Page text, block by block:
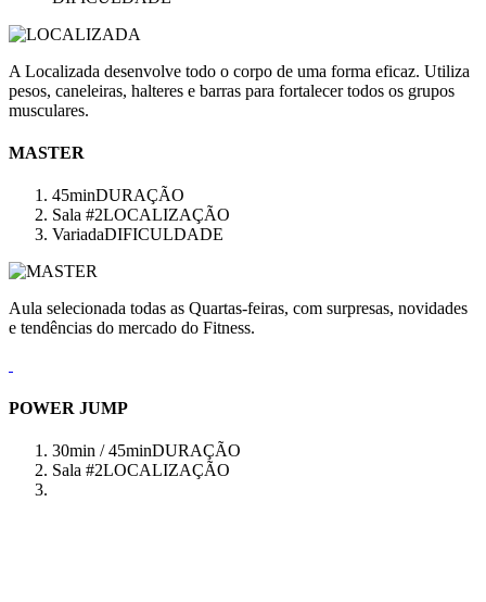
A Localizada desenvolve todo o corpo de uma forma eficaz. Utiliza
pesos, caneleiras, halteres e barras para fortalecer todos os grupos
musculares.
MASTER
45minDURAÇÃO
Sala #2LOCALIZAÇÃO
VariadaDIFICULDADE
Aula selecionada todas as Quartas-feiras, com surpresas, novidades
e tendências do mercado do Fitness.
POWER JUMP
30min / 45minDURAÇÃO
Sala #2LOCALIZAÇÃO